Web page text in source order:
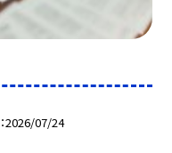
2026/07/24